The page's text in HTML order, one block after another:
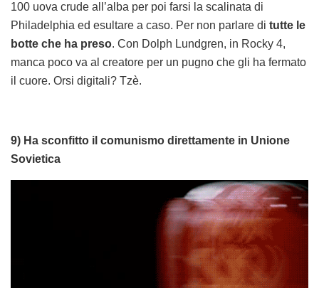
100 uova crude all’alba per poi farsi la scalinata di
Philadelphia ed esultare a caso. Per non parlare di tutte le
botte che ha preso. Con Dolph Lundgren, in Rocky 4,
manca poco va al creatore per un pugno che gli ha fermato
il cuore. Orsi digitali? Tzè.
9) Ha sconfitto il comunismo direttamente in Unione
Sovietica